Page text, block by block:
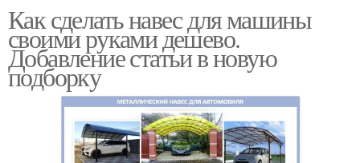
Как сделать навес для машины
своими руками дешево.
Добавление статьи в новую
подборку